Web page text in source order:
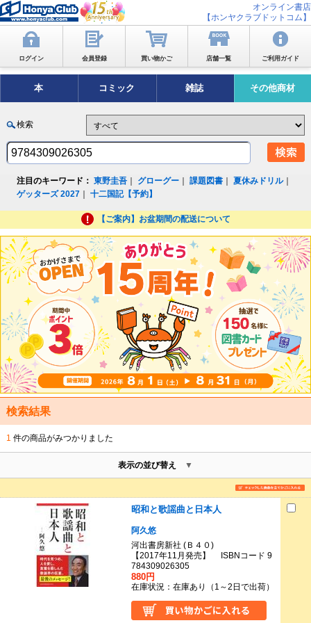
オンライン書店
【ホンヤクラブドットコム】
ログイン 会員登録 買い物かご 店舗一覧 ご利用ガイド
本 コミック 雑誌 その他商材
検索
注目のキーワード： 東野圭吾 グローグー ｜課題図書 ｜夏休みドリル｜
ゲッターズ 2027 ｜十二国記【予約】
【ご案内】お盆期間の配送について
検索結果
1 件の商品がみつかりました
表示の並び替え
昭和と歌謡曲と日本人
阿久悠
河出書房新社 (Ｂ４０)
【2017年11月発売】 ISBNコード 9
784309026305
880円
在庫状況：在庫あり（1～2日で出荷）